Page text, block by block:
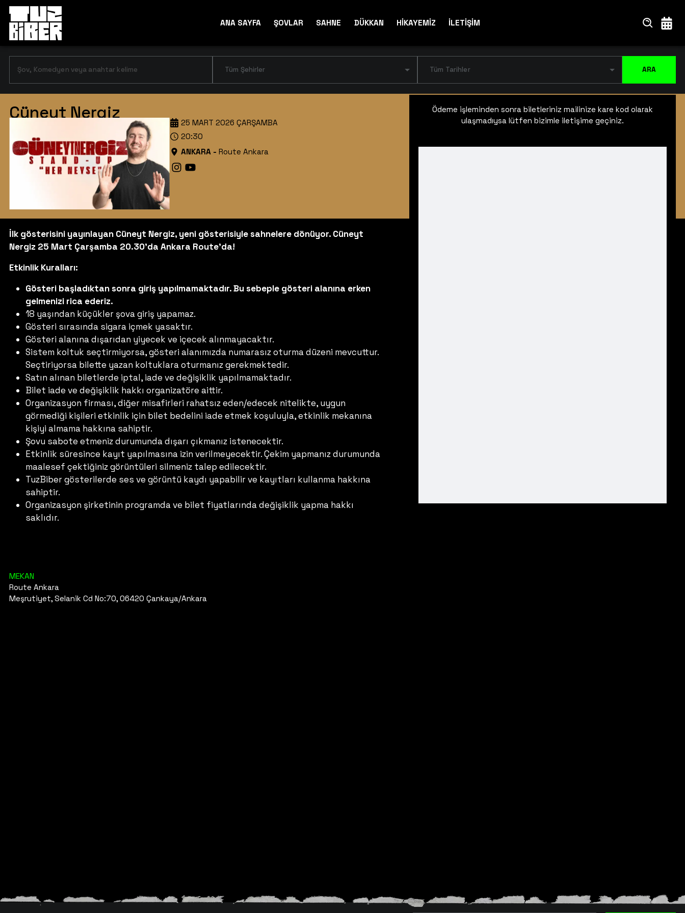
ANA SAYFA ŞOVLAR SAHNE DÜKKAN HİKAYEMİZ İLETİŞİM
Tüm Şehirler Tüm Tarihler ARA
Cüneyt Nergiz
ANKARA- Route Ankara
25 MART 2026 ÇARŞAMBA
20:30
İlk gösterisini yayınlayan Cüneyt Nergiz, yeni gösterisiyle sahnelere dönüyor. Cüneyt
Nergiz 25 Mart Çarşamba 20.30'da Ankara Route'da!
Etkinlik Kuralları:
Gösteri başladıktan sonra giriş yapılmamaktadır. Bu sebeple gösteri alanına erken
gelmenizi rica ederiz.
18 yaşından küçükler şova giriş yapamaz.
Gösteri sırasında sigara içmek yasaktır.
Gösteri alanına dışarıdan yiyecek ve içecek alınmayacaktır.
Sistem koltuk seçtirmiyorsa, gösteri alanımızda numarasız oturma düzeni mevcuttur.
Seçtiriyorsa bilette yazan koltuklara oturmanız gerekmektedir.
Satın alınan biletlerde iptal, iade ve değişiklik yapılmamaktadır.
Bilet iade ve değişiklik hakkı organizatöre aittir.
Organizasyon firması, diğer misafirleri rahatsız eden/edecek nitelikte, uygun
görmediği kişileri etkinlik için bilet bedelini iade etmek koşuluyla, etkinlik mekanına
kişiyi almama hakkına sahiptir.
Şovu sabote etmeniz durumunda dışarı çıkmanız istenecektir.
Etkinlik süresince kayıt yapılmasına izin verilmeyecektir. Çekim yapmanız durumunda
maalesef çektiğiniz görüntüleri silmeniz talep edilecektir.
TuzBiber gösterilerde ses ve görüntü kaydı yapabilir ve kayıtları kullanma hakkına
sahiptir.
Organizasyon şirketinin programda ve bilet fiyatlarında değişiklik yapma hakkı
saklıdır.
MEKAN
Route Ankara
Meşrutiyet, Selanik Cd No:70, 06420 Çankaya/Ankara
Ödeme işleminden sonra biletleriniz mailinize kare kod olarak
ulaşmadıysa lütfen bizimle iletişime geçiniz.